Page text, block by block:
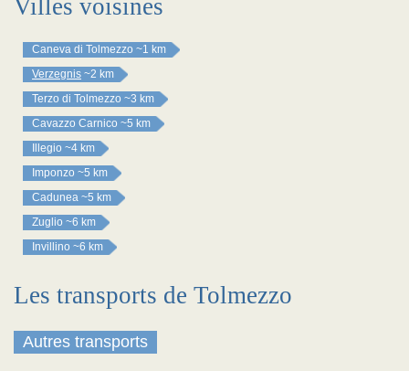
Villes voisines
Caneva di Tolmezzo ~1 km
Verzegnis ~2 km
Terzo di Tolmezzo ~3 km
Cavazzo Carnico ~5 km
Illegio ~4 km
Imponzo ~5 km
Cadunea ~5 km
Zuglio ~6 km
Invillino ~6 km
Les transports de Tolmezzo
Autres transports